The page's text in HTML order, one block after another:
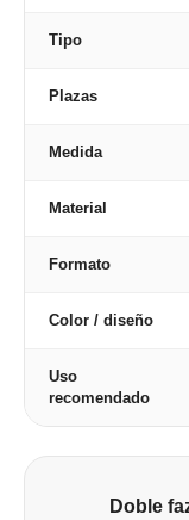
Tipo
Plazas
Medida
Material
Formato
Color / diseño
Uso
recomendado
Doble